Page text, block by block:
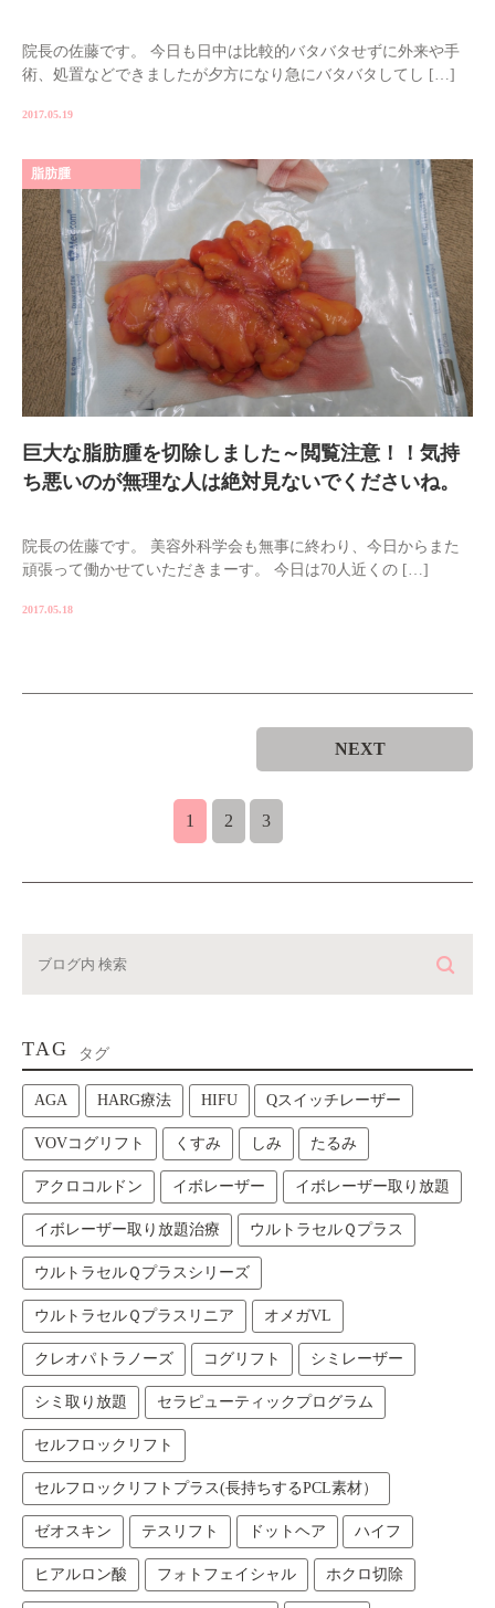
院長の佐藤です。 今日も日中は比較的バタバタせずに外来や手
術、処置などできましたが夕方になり急にバタバタしてし […]
2017.05.19
脂肪腫
巨大な脂肪腫を切除しました～閲覧注意！！気持
ち悪いのが無理な人は絶対見ないでくださいね。
院長の佐藤です。 美容外科学会も無事に終わり、今日からまた
頑張って働かせていただきまーす。 今日は70人近くの […]
2017.05.18
1 2 3
NEXT
TAG タグ
AGA HARG療法 HIFU Qスイッチレーザー
VOVコグリフト くすみ しみ たるみ
アクロコルドン イボレーザー イボレーザー取り放題
イボレーザー取り放題治療 ウルトラセルＱプラス
ウルトラセルＱプラスシリーズ
ウルトラセルＱプラスリニア オメガVL
クレオパトラノーズ コグリフト シミレーザー
シミ取り放題 セラピューティックプログラム
セルフロックリフト
セルフロックリフトプラス(長持ちするPCL素材）
ゼオスキン テスリフト ドットヘア ハイフ
ヒアルロン酸 フォトフェイシャル ホクロ切除